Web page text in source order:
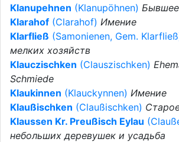
Klanupehnen (Klanupöhnen)
Klarahof (Clarahof) Имение
Klarfließ (Samonienen, Gem.
мелких хозяйств
Klauczischken (Clauszischken)
Schmiede
Klaukinnen (Klauckynnen) Имение
Klaußischken (Claußischken)
Klaussen Kr. Preußisch Eylau
небольших деревушек и усадьба